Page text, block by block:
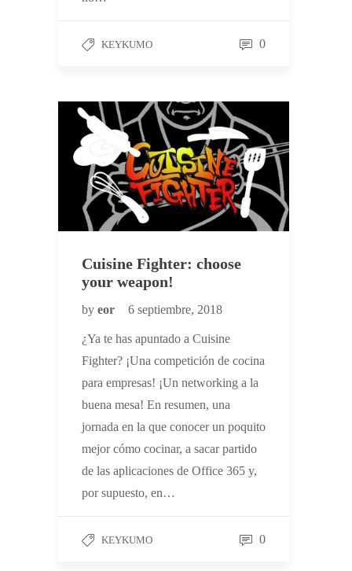
KEYKUMO 0
Cuisine Fighter: choose
your weapon!
by eor 6 septiembre, 2018
¿Ya te has apuntado a Cuisine
Fighter? ¡Una competición de cocina
para empresas! ¡Un networking a la
buena mesa! En resumen, una
jornada en la que conocer un poquito
mejor cómo cocinar, a sacar partido
de las aplicaciones de Office 365 y,
por supuesto, en…
KEYKUMO 0